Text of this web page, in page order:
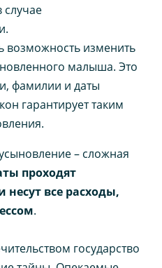
возможность изменить
малыша. Это
фамилии и даты
гарантирует таким
– сложная
проходят
все расходы,
.
государство